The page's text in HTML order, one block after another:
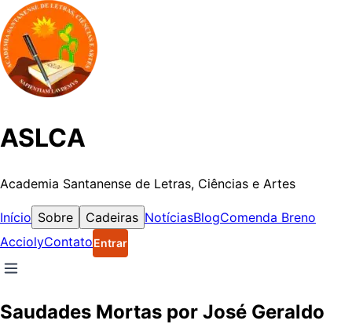
ASLCA
Academia Santanense de Letras, Ciências e Artes
Início Sobre Cadeiras NotíciasBlogComenda Breno
AcciolyContatoEntrar
Saudades Mortas por José Geraldo